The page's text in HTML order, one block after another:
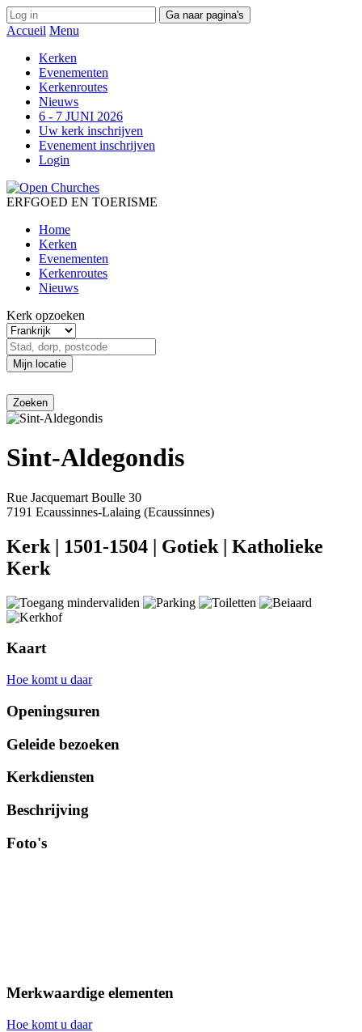
Ga naar pagina's
Accueil Menu
Kerken
Evenementen
Kerkenroutes
Nieuws
6 - 7 JUNI 2026
Uw kerk inschrijven
Evenement inschrijven
Login
ERFGOED EN TOERISME
Home
Kerken
Evenementen
Kerkenroutes
Nieuws
Kerk opzoeken
Mijn locatie
Sint-Aldegondis
Rue Jacquemart Boulle 30
7191 Ecaussinnes-Lalaing (Ecaussinnes)
Kerk | 1501-1504 | Gotiek | Katholieke
Kerk
Kaart
Hoe komt u daar
Openingsuren
Geleide bezoeken
Kerkdiensten
Beschrijving
Foto's
Merkwaardige elementen
Hoe komt u daar